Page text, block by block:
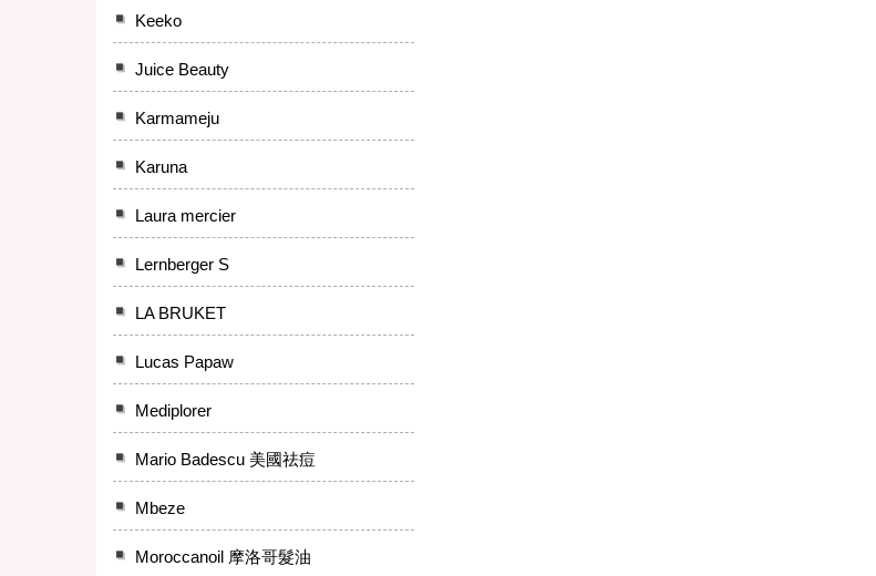
Keeko
Juice Beauty
Karmameju
Karuna
Laura mercier
Lernberger S
LA BRUKET
Lucas Papaw
Mediplorer
Mario Badescu 美國祛痘
Mbeze
Moroccanoil 摩洛哥髮油